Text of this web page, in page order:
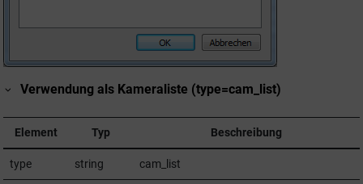
Verwendung als Kameraliste (type=cam_list)
Element Typ Beschreibung
type string cam_list